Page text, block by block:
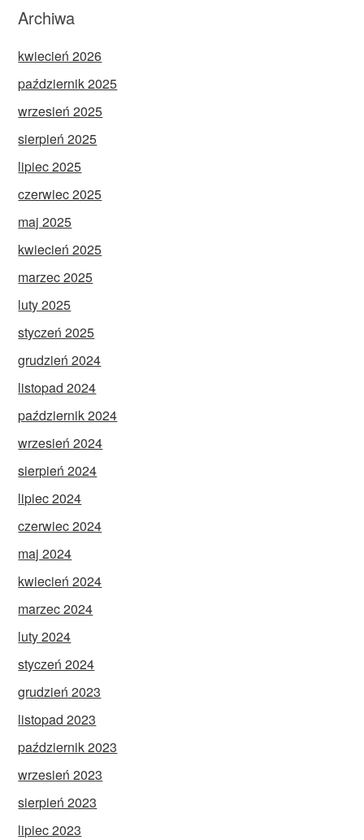
Archiwa
kwiecień 2026
październik 2025
wrzesień 2025
sierpień 2025
lipiec 2025
czerwiec 2025
maj 2025
kwiecień 2025
marzec 2025
luty 2025
styczeń 2025
grudzień 2024
listopad 2024
październik 2024
wrzesień 2024
sierpień 2024
lipiec 2024
czerwiec 2024
maj 2024
kwiecień 2024
marzec 2024
luty 2024
styczeń 2024
grudzień 2023
listopad 2023
październik 2023
wrzesień 2023
sierpień 2023
lipiec 2023